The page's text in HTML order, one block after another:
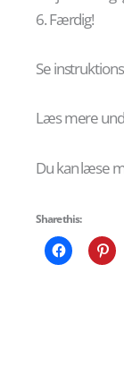
6. Færdig!
Se
Læs mere
Du kan læse
Share this: